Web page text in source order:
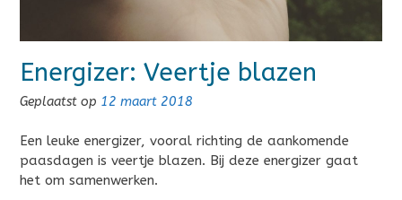
Energizer: Veertje blazen
Geplaatst op 12 maart 2018
Een leuke energizer, vooral richting de aankomende
paasdagen is veertje blazen. Bij deze energizer gaat
het om samenwerken.